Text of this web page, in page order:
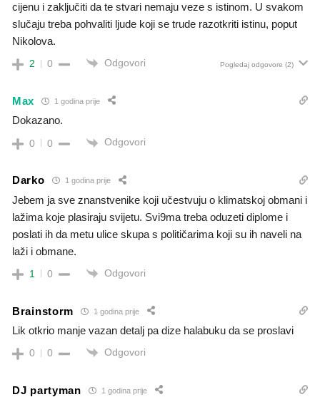
cijenu i zaključiti da te stvari nemaju veze s istinom. U svakom
slučaju treba pohvaliti ljude koji se trude razotkriti istinu, poput
Nikolova.
2 0 Odgovori Pogledaj odgovore (2)
Max 1 godina prije
Dokazano.
0 0 Odgovori
Darko 1 godina prije
Jebem ja sve znanstvenike koji učestvuju o klimatskoj obmani i
lažima koje plasiraju svijetu. Svi9ma treba oduzeti diplome i
poslati ih da metu ulice skupa s političarima koji su ih naveli na
laži i obmane.
1 0 Odgovori
Brainstorm 1 godina prije
Lik otkrio manje vazan detalj pa dize halabuku da se proslavi
0 0 Odgovori
DJ partyman 1 godina prije